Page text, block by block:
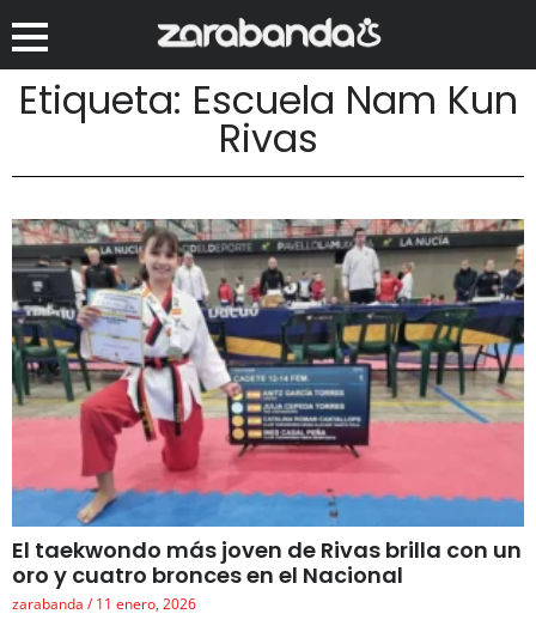
Etiqueta: Escuela Nam Kun
Rivas
El taekwondo más joven de Rivas brilla con un
oro y cuatro bronces en el Nacional
zarabanda 11 enero, 2026